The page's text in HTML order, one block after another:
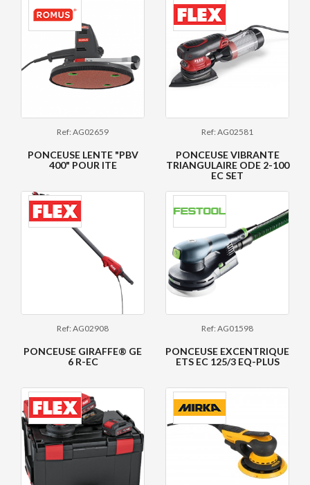
Ref: AG02659
PONCEUSE LENTE "PBV
400" POUR ITE
Ref: AG02581
PONCEUSE VIBRANTE
TRIANGULAIRE ODE 2-100
EC SET
Ref: AG02908
PONCEUSE GIRAFFE® GE
6 R-EC
Ref: AG01598
PONCEUSE EXCENTRIQUE
ETS EC 125/3 EQ-PLUS